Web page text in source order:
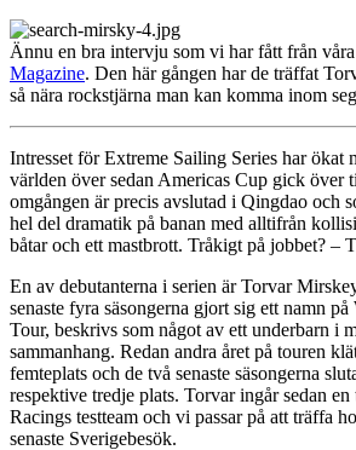
Ännu en bra intervju som vi har fått från
Magazine. Den här gången har de träffat
så nära rockstjärna man kan komma inom
Intresset för Extreme Sailing Series har ökat
världen över sedan Americas Cup gick över
omgången är precis avslutad i Qingdao och
hel del dramatik på banan med alltifrån
båtar och ett mastbrott. Tråkigt på jobbet? –
En av debutanterna i serien är Torvar
senaste fyra säsongerna gjort sig ett namn
Tour, beskrivs som något av ett underbarn i
sammanhang. Redan andra året på touren
femteplats och de två senaste säsongerna
respektive tredje plats. Torvar ingår sedan
Racings testteam och vi passar på att träffa
senaste Sverigebesök.